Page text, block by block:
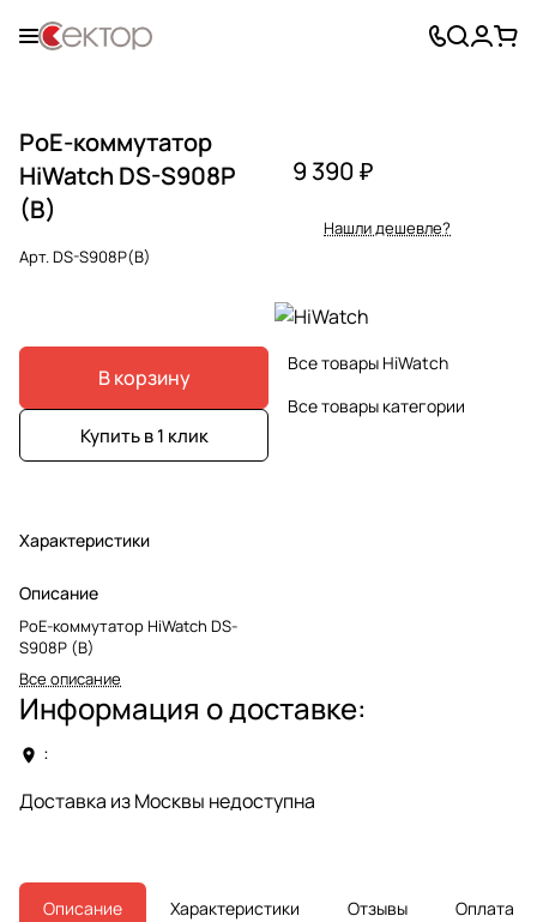
PoE-коммутатор
HiWatch DS-S908P
(B)
Арт.DS-S908P(B)
В корзину
Купить в 1 клик
Характеристики
Описание
PoE-коммутатор HiWatch DS-
S908P (B)
Все описание
9 390 ₽
Нашли дешевле?
Все товары HiWatch
Все товары категории
Информация о доставке:
:
Доставка из Москвы недоступна
Описание Характеристики Отзывы Оплата